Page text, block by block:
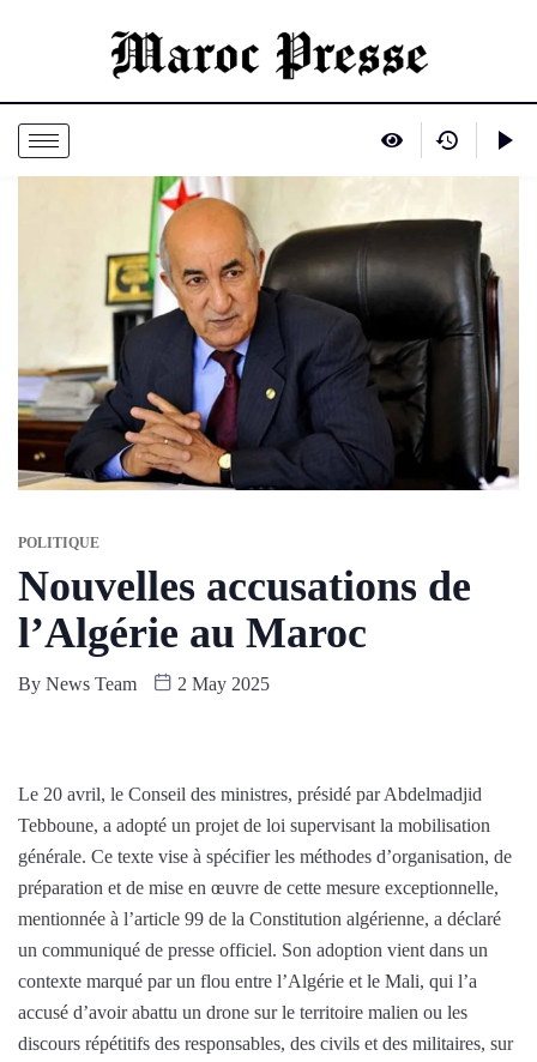
POLITIQUE
Nouvelles accusations de
l’Algérie au Maroc
By News Team 2 May 2025
Le 20 avril, le Conseil des ministres, présidé par Abdelmadjid
Tebboune, a adopté un projet de loi supervisant la mobilisation
générale. Ce texte vise à spécifier les méthodes d’organisation, de
préparation et de mise en œuvre de cette mesure exceptionnelle,
mentionnée à l’article 99 de la Constitution algérienne, a déclaré
un communiqué de presse officiel. Son adoption vient dans un
contexte marqué par un flou entre l’Algérie et le Mali, qui l’a
accusé d’avoir abattu un drone sur le territoire malien ou les
discours répétitifs des responsables, des civils et des militaires, sur